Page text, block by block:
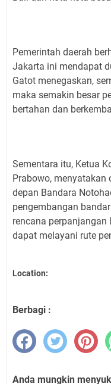
Pemerintah daerah
Jakarta ini mendapat
Gatot menegaskan,
maka semakin besar
bertahan dan
Sementara itu, Ketua
Prabowo,
depan Bandara
pengembangan
rencana perpanjangan
dapat melayani rute
Location:
Berbagi :
Anda mungkin